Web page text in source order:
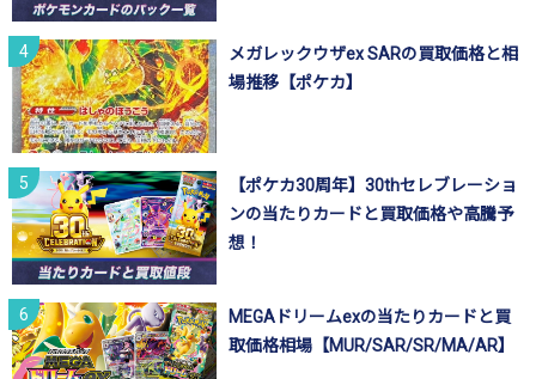
メガレックウザex SARの買取価格と相
場推移【ポケカ】
【ポケカ30周年】30thセレブレーショ
ンの当たりカードと買取価格や高騰予
想！
MEGAドリームexの当たりカードと買
取価格相場【MUR/SAR/SR/MA/AR】